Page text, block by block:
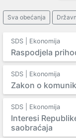
Sva obećanja
SDS | Ekonomija
Raspodjela
SDS | Ekonomija
Zakon o
SDS | Ekonomija
Interesi
saobraćaja